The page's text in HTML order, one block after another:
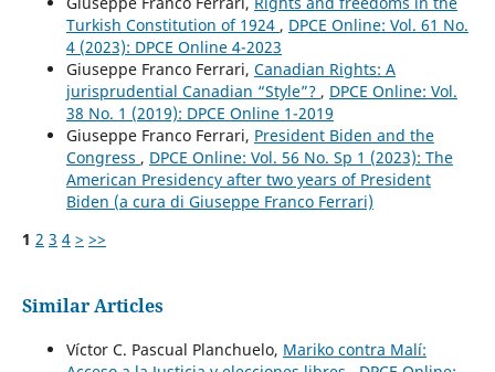
Turkish Constitution of 1924 , DPCE Online: Vol. 61 No.
4 (2023): DPCE Online 4-2023
Giuseppe Franco Ferrari, Canadian Rights: A
jurisprudential Canadian “Style”? , DPCE Online: Vol.
38 No. 1 (2019): DPCE Online 1-2019
Giuseppe Franco Ferrari, President Biden and the
Congress , DPCE Online: Vol. 56 No. Sp 1 (2023): The
American Presidency after two years of President
Biden (a cura di Giuseppe Franco Ferrari)
1 2 3 4 > >>
Similar Articles
Víctor C. Pascual Planchuelo, Mariko contra Malí: